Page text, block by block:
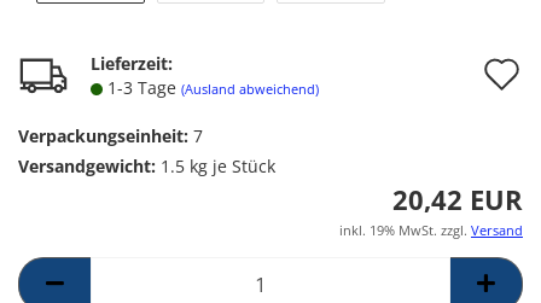
Lieferzeit:
1-3 Tage (Ausland abweichend)
Verpackungseinheit: 7
Versandgewicht: 1.5 kg je Stück
20,42 EUR
inkl. 19% MwSt. zzgl. Versand